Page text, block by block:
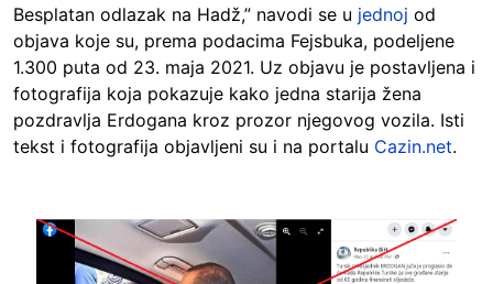
Besplatan odlazak na Hadž,” navodi se u jednoj od
objava koje su, prema podacima Fejsbuka, podeljene
1.300 puta od 23. maja 2021. Uz objavu je postavljena i
fotografija koja pokazuje kako jedna starija žena
pozdravlja Erdogana kroz prozor njegovog vozila. Isti
tekst i fotografija objavljeni su i na portalu Cazin.net.
Image